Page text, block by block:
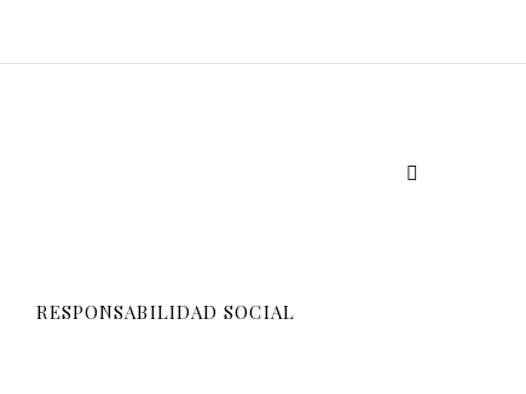
RESPONSABILIDAD SOCIAL